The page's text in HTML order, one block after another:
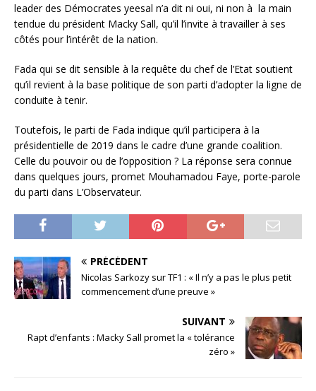
leader des Démocrates yeesal n’a dit ni oui, ni non à la main
tendue du président Macky Sall, qu’il l’invite à travailler à ses
côtés pour l’intérêt de la nation.
Fada qui se dit sensible à la requête du chef de l’Etat soutient
qu’il revient à la base politique de son parti d’adopter la ligne de
conduite à tenir.
Toutefois, le parti de Fada indique qu’il participera à la
présidentielle de 2019 dans le cadre d’une grande coalition.
Celle du pouvoir ou de l’opposition ? La réponse sera connue
dans quelques jours, promet Mouhamadou Faye, porte-parole
du parti dans L’Observateur.
PRÉCÉDENT
Nicolas Sarkozy sur TF1 : « Il n’y a pas le plus petit
commencement d’une preuve »
SUIVANT
Rapt d’enfants : Macky Sall promet la « tolérance
zéro »